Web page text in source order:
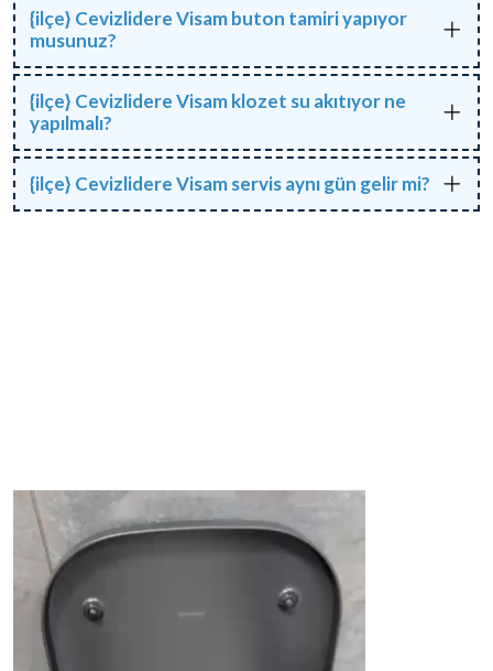
{ilçe} Cevizlidere Visam buton tamiri yapıyor
musunuz?
{ilçe} Cevizlidere Visam klozet su akıtıyor ne
yapılmalı?
{ilçe} Cevizlidere Visam servis aynı gün gelir mi?